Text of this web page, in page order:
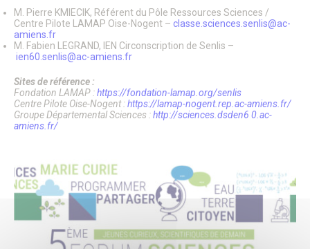
Senlis soutient le GHPSO
Soutien aux Ukrainiens
Cérémonies commémoratives
Les cérémonies des Vœux
Senlis, ville en projets
Les Maisons de Quartier
Pôle d’Échange Multimodal (PEM)
Restauration du Château Royal de Senlis
Voyage au temps des premiers Rois de France
Nouveau conservatoire
L’ecoQuartier de la gare – Phase 2
L’ÉcoQuartier de la Gare – le chantier
L’ÉcoQuartier de la Gare – genèse du projet
Ville amie des enfants
Passeport du civisme
Programmation des fonds européens – ITI
M. Pierre KMIECIK, Référent du Pôle Ressources Sciences /
Centre Pilote LAMAP Oise-Nogent – classe.sciences.senlis@ac-
amiens.fr
M. Fabien LEGRAND, IEN Circonscription de Senlis –
ien60.senlis@ac-amiens.fr
Sites de référence :
Fondation LAMAP :https://fondation-lamap.org/senlis
Centre Pilote Oise-Nogent :https://lamap-nogent.rep.ac-amiens.fr/
Groupe Départemental Sciences :http://sciences.dsden6 0.ac-
amiens.fr/